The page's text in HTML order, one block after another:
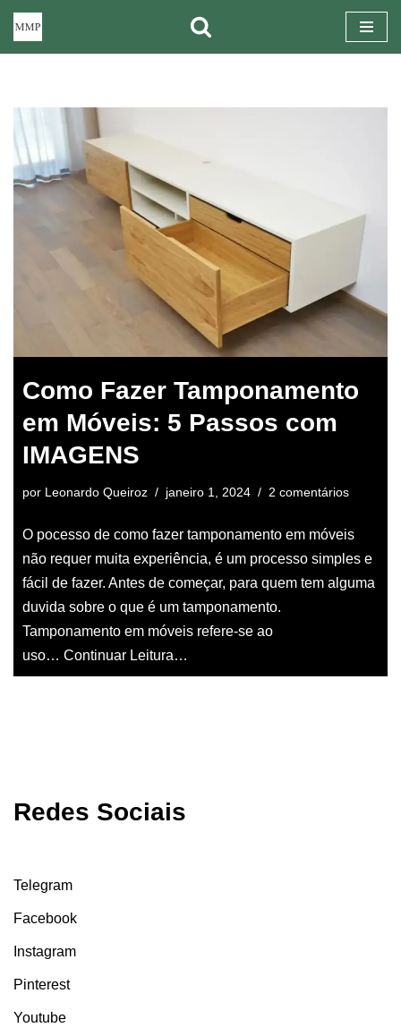
conteúdo
Como Fazer Tamponamento
em Móveis: 5 Passos com
IMAGENS
por Leonardo Queiroz janeiro 1, 2024 2 comentários
O pocesso de como fazer tamponamento em móveis
não requer muita experiência, é um processo simples e
fácil de fazer. Antes de começar, para quem tem alguma
duvida sobre o que é um tamponamento.
Tamponamento em móveis refere-se ao
uso… Continuar Leitura…
Redes Sociais
Telegram
Facebook
Instagram
Pinterest
Youtube